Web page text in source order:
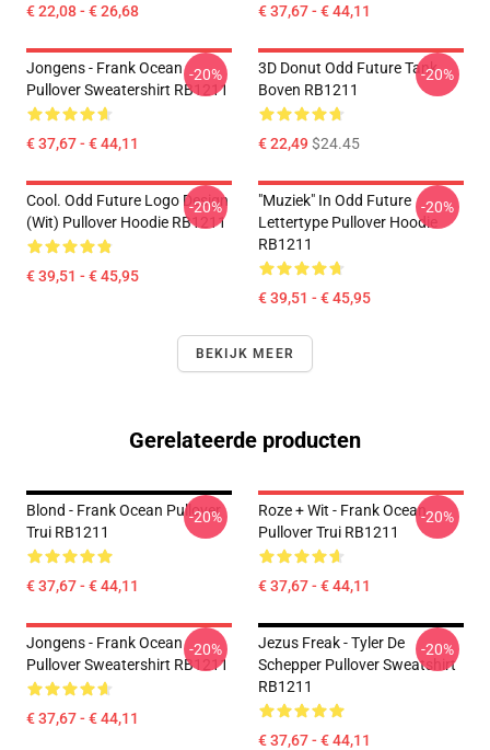
€ 22,08 - € 26,68 € 37,67 - € 44,11
Jongens - Frank Ocean
Pullover Sweatershirt RB1211
€ 37,67 - € 44,11
-20%
3D Donut Odd Future Tank
Boven RB1211
€ 22,49$24.45
-20%
Cool. Odd Future Logo Design
(wit) Pullover Hoodie RB1211
€ 39,51 - € 45,95
-20%
"Muziek" In Odd Future
Lettertype Pullover Hoodie
RB1211
€ 39,51 - € 45,95
-20%
BEKIJK MEER
Gerelateerde producten
Blond - Frank Ocean Pullover
Trui RB1211
€ 37,67 - € 44,11
-20%
Roze + Wit - Frank Ocean
Pullover Trui RB1211
€ 37,67 - € 44,11
-20%
Jongens - Frank Ocean
Pullover Sweatershirt RB1211
€ 37,67 - € 44,11
-20%
Jezus Freak - Tyler De
Schepper Pullover Sweatshirt
RB1211
€ 37,67 - € 44,11
-20%